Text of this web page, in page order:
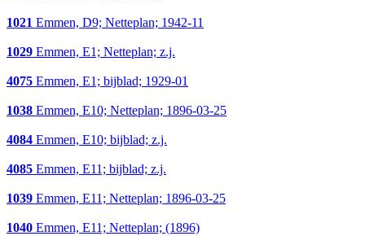
1021 Emmen, D9; Netteplan; 1942-11
1029 Emmen, E1; Netteplan; z.j.
4075 Emmen, E1; bijblad; 1929-01
1038 Emmen, E10; Netteplan; 1896-03-25
4084 Emmen, E10; bijblad; z.j.
4085 Emmen, E11; bijblad; z.j.
1039 Emmen, E11; Netteplan; 1896-03-25
1040 Emmen, E11; Netteplan; (1896)